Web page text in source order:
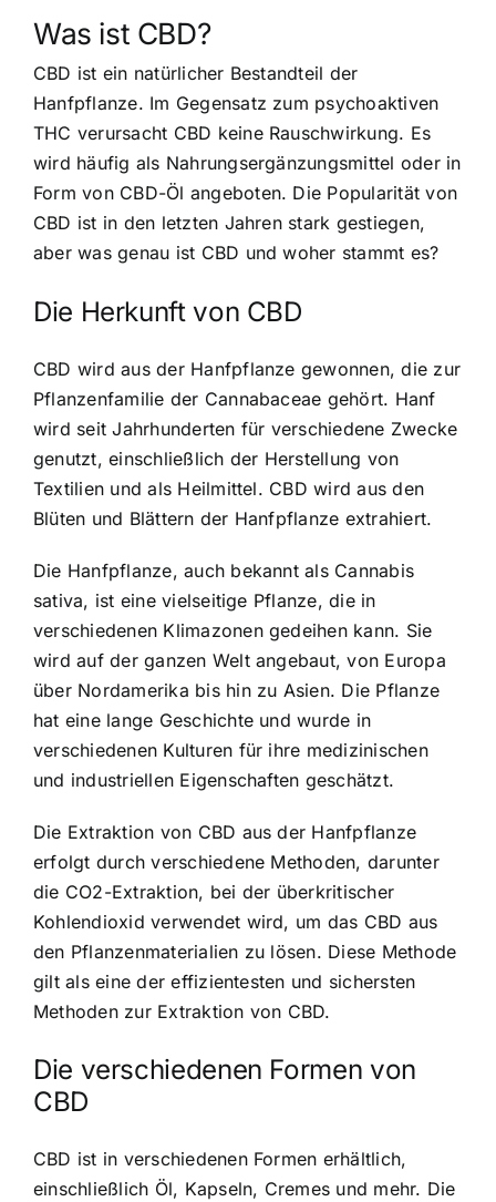
Was ist CBD?
CBD ist ein natürlicher Bestandteil der
Hanfpflanze. Im Gegensatz zum psychoaktiven
THC verursacht CBD keine Rauschwirkung. Es
wird häufig als Nahrungsergänzungsmittel oder in
Form von CBD-Öl angeboten. Die Popularität von
CBD ist in den letzten Jahren stark gestiegen,
aber was genau ist CBD und woher stammt es?
Die Herkunft von CBD
CBD wird aus der Hanfpflanze gewonnen, die zur
Pflanzenfamilie der Cannabaceae gehört. Hanf
wird seit Jahrhunderten für verschiedene Zwecke
genutzt, einschließlich der Herstellung von
Textilien und als Heilmittel. CBD wird aus den
Blüten und Blättern der Hanfpflanze extrahiert.
Die Hanfpflanze, auch bekannt als Cannabis
sativa, ist eine vielseitige Pflanze, die in
verschiedenen Klimazonen gedeihen kann. Sie
wird auf der ganzen Welt angebaut, von Europa
über Nordamerika bis hin zu Asien. Die Pflanze
hat eine lange Geschichte und wurde in
verschiedenen Kulturen für ihre medizinischen
und industriellen Eigenschaften geschätzt.
Die Extraktion von CBD aus der Hanfpflanze
erfolgt durch verschiedene Methoden, darunter
die CO2-Extraktion, bei der überkritischer
Kohlendioxid verwendet wird, um das CBD aus
den Pflanzenmaterialien zu lösen. Diese Methode
gilt als eine der effizientesten und sichersten
Methoden zur Extraktion von CBD.
Die verschiedenen Formen von
CBD
CBD ist in verschiedenen Formen erhältlich,
einschließlich Öl, Kapseln, Cremes und mehr. Die